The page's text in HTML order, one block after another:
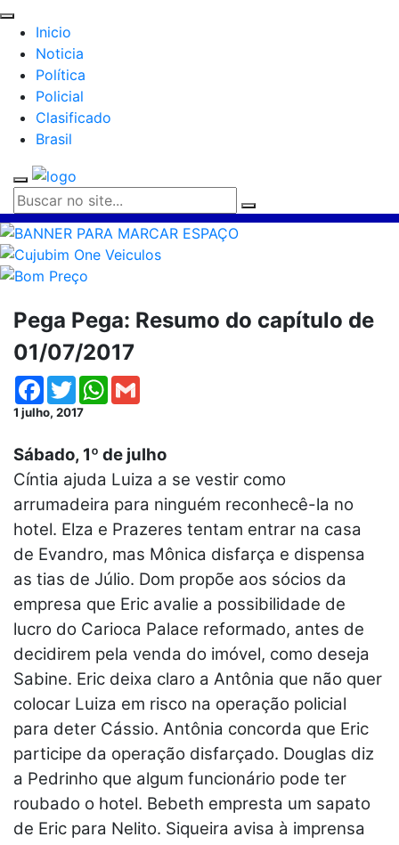
Inicio
Noticia
Política
Policial
Clasificado
Brasil
Pega Pega: Resumo do capítulo de
01/07/2017
Facebook
TwitterWhatsApp
1 julho, 2017
Sábado, 1º de julho
Cíntia ajuda Luiza a se vestir como
arrumadeira para ninguém reconhecê-la no
hotel. Elza e Prazeres tentam entrar na casa
de Evandro, mas Mônica disfarça e dispensa
as tias de Júlio. Dom propõe aos sócios da
empresa que Eric avalie a possibilidade de
lucro do Carioca Palace reformado, antes de
decidirem pela venda do imóvel, como deseja
Sabine. Eric deixa claro a Antônia que não quer
colocar Luiza em risco na operação policial
para deter Cássio. Antônia concorda que Eric
participe da operação disfarçado. Douglas diz
a Pedrinho que algum funcionário pode ter
roubado o hotel. Bebeth empresta um sapato
de Eric para Nelito. Siqueira avisa à imprensa